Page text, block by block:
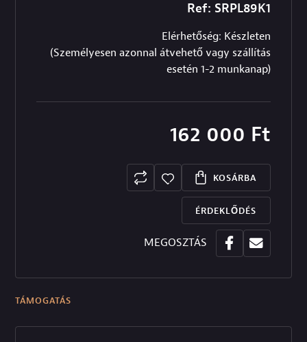
Ref: SRPL89K1
Elérhetőség: Készleten
(Személyesen azonnal átvehető vagy szállítás
esetén 1-2 munkanap)
162 000 Ft
KOSÁRBA
ÉRDEKLŐDÉS
MEGOSZTÁS
TÁMOGATÁS